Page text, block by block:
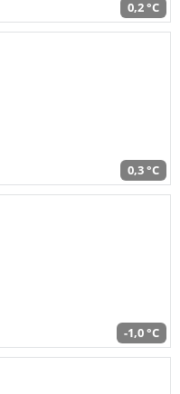
0,2 °C
0,3 °C
-1,0 °C